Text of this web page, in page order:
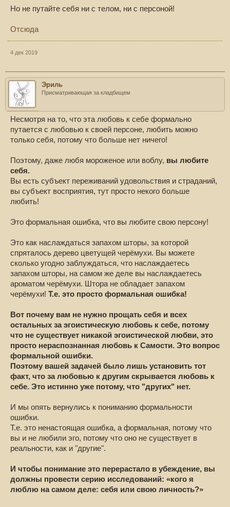
Но не путайте себя ни с телом, ни с персоной!
Отсюда
4 дек 2019
Эриль
Присматривающая за кладбищем
Несмотря на то, что эта любовь к себе формально
путается с любовью к своей персоне, любить можно
только себя, потому что больше нет ничего!
Поэтому, даже любя мороженое или воблу, вы любите
себя.
Вы есть субъект переживаний удовольствия и страданий,
вы субъект восприятия, тут просто некого больше
любить!
Это формальная ошибка, что вы любите свою персону!
Это как наслаждаться запахом шторы, за которой
спряталось дерево цветущей черёмухи. Вы можете
сколько угодно заблуждаться, что наслаждаетесь
запахом шторы, на самом же деле вы наслаждаетесь
ароматом черёмухи. Штора не обладает запахом
черёмухи! Т.е. это просто формальная ошибка!
Вот почему вам не нужно прощать себя и всех
остальных за эгоистическую любовь к себе, потому
что не существует никакой эгоистической любви, это
просто нераспознанная любовь к Самости. Это вопрос
формальной ошибки.
Поэтому вашей задачей было лишь установить тот
факт, что за любовью к другим скрывается любовь к
себе. Это истинно уже потому, что "других" нет.
И мы опять вернулись к пониманию формальности
ошибки.
Т.е. это ненастоящая ошибка, а формальная, потому что
вы и не любили эго, потому что оно не существует в
реальности, как и "другие".
И чтобы понимание это перерастало в убеждение, вы
должны провести серию исследований: «кого я
люблю на самом деле: себя или свою личность?»